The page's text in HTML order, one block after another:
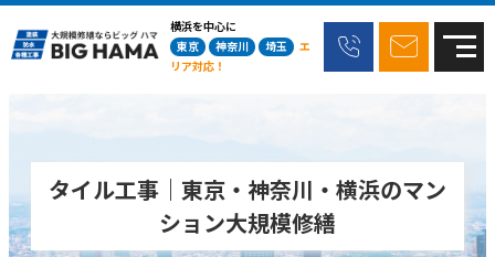
横浜を中心に
東京
神奈川 埼玉
エ
リア対応！
タイル工事｜東京・神奈川・横浜のマン
ション大規模修繕